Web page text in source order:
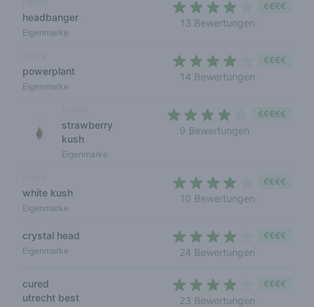
headbanger
Eigenmarke
13 Bewertungen
€€€€
powerplant
Eigenmarke
14 Bewertungen
€€€€
strawberry
kush
Eigenmarke
9 Bewertungen
€€€€€
white kush
Eigenmarke
10 Bewertungen
€€€€
crystal head
Eigenmarke 24 Bewertungen
€€€€
cured
utrecht best
23 Bewertungen
€€€€